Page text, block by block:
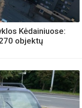
Kėdainiuose:
objektų